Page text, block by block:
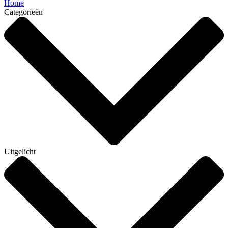
Home
Categorieën
Uitgelicht